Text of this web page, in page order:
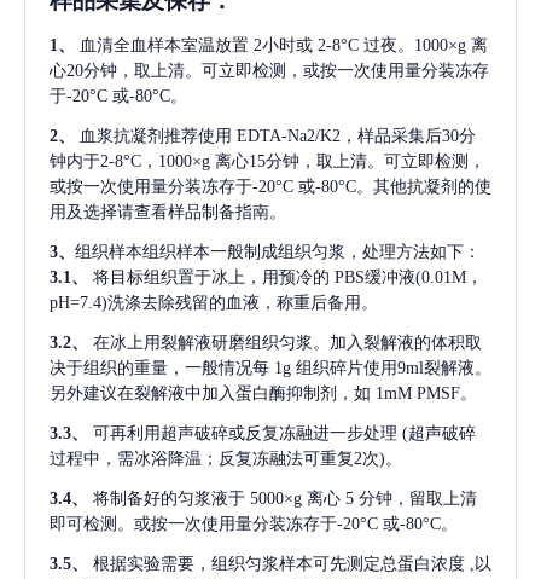
1、 血清全血样本室温放置 2小时或 2-8°C 过夜。1000×g 离
心20分钟，取上清。可立即检测，或按一次使用量分装冻存
于-20°C 或-80°C。
2、 血浆抗凝剂推荐使用 EDTA-Na2/K2，样品采集后30分
钟内于2-8°C，1000×g 离心15分钟，取上清。可立即检测，
或按一次使用量分装冻存于-20°C 或-80°C。其他抗凝剂的使
用及选择请查看样品制备指南。
3、 组织样本组织样本一般制成组织匀浆，处理方法如下：
3.1、
将目标组织置于冰上，用预冷的 PBS缓冲液(0.01M，
pH=7.4)洗涤去除残留的血液，称重后备用。
3.2、
在冰上用裂解液研磨组织匀浆。加入裂解液的体积取
决于组织的重量，一般情况每 1g 组织碎片使用9ml裂解液。
另外建议在裂解液中加入蛋白酶抑制剂，如 1mM PMSF。
3.3、 可再利用超声破碎或反复冻融进一步处理 (超声破碎
过程中，需冰浴降温；反复冻融法可重复2次)。
3.4、 将制备好的匀浆液于 5000×g 离心 5 分钟，留取上清
即可检测。或按一次使用量分装冻存于-20°C 或-80°C。
3.5、 根据实验需要，组织匀浆样本可先测定总蛋白浓度 ,以